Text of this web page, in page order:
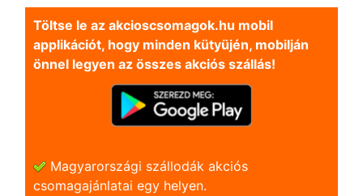
Töltse le az akcioscsomagok.hu mobil
applikációt, hogy minden kütyüjén, mobilján
önnel legyen az összes akciós szállás!
Magyarországi szállodák akciós
csomagajánlatai egy helyen.